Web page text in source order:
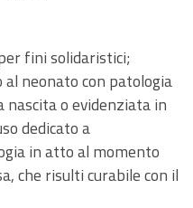
fini solidaristici;
al neonato con patologia
o evidenziata in
dedicato a
in atto al momento
che risulti curabile con il